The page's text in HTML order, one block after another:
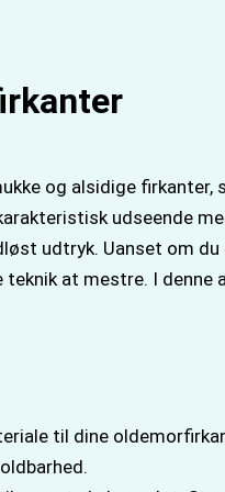
og alsidige firkanter,
udseende
udtryk. Uanset om du
at mestre. I denne
til dine